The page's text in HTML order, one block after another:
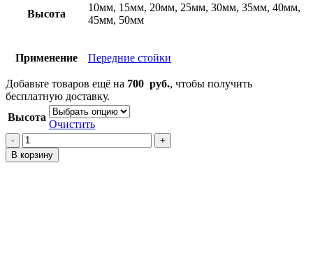
Высота
10мм, 15мм, 20мм, 25мм, 30мм, 35мм, 40мм,
45мм, 50мм
Применение Передние стойки
Добавьте товаров ещё на 700 руб., чтобы получить
бесплатную доставку.
Высота
Очистить
Количество
товара
Проставки
В корзину